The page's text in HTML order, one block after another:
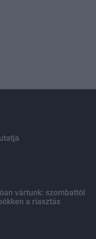
vártunk: szombattól
a riasztás